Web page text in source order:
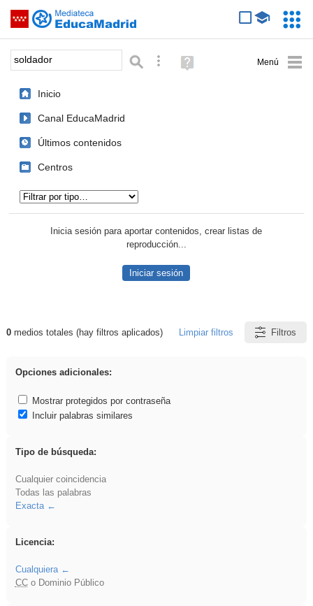
Saltar navegación
Palabra o frase: Búsqueda avanzada
Ayuda
(en
Inicio
Canal EducaMadrid
Últimos contenidos
Centros
Inicia sesión para aportar contenidos, crear listas de
reproducción...
Iniciar sesión
Resultados de: soldador
0medios totales (hay filtros aplicados) Limpiar filtros Filtros
Opciones adicionales:
Mostrar protegidos por contraseña
Incluir palabras similares
Tipo de búsqueda:
Cualquier coincidencia
Todas las palabras
Exacta
Licencia:
Cualquiera
CCo Dominio Público